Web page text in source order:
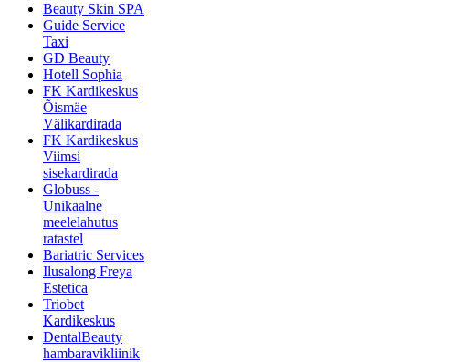
Beauty Skin SPA
Guide Service
Taxi
GD Beauty
Hotell Sophia
FK Kardikeskus
Õismäe
Välikardirada
FK Kardikeskus
Viimsi
sisekardirada
Globuss -
Unikaalne
meelelahutus
ratastel
Bariatric Services
Ilusalong Freya
Estetica
Triobet
Kardikeskus
DentalBeauty
hambaravikliinik